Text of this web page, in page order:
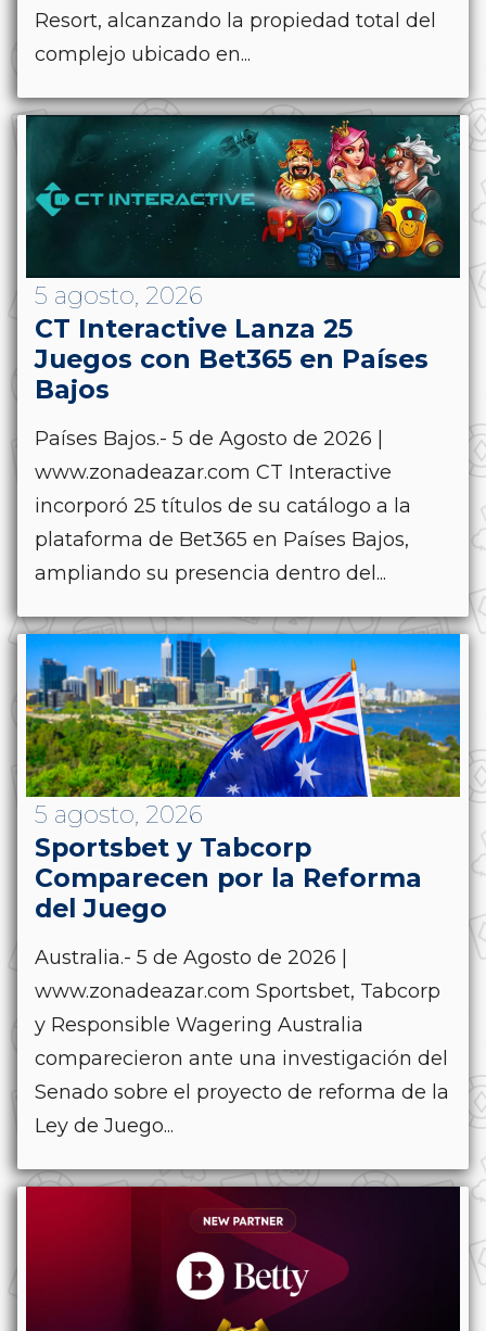
Resort, alcanzando la propiedad total del
complejo ubicado en...
5 agosto, 2026
CT Interactive Lanza 25
Juegos con Bet365 en Países
Bajos
Países Bajos.- 5 de Agosto de 2026 |
www.zonadeazar.com CT Interactive
incorporó 25 títulos de su catálogo a la
plataforma de Bet365 en Países Bajos,
ampliando su presencia dentro del...
5 agosto, 2026
Sportsbet y Tabcorp
Comparecen por la Reforma
del Juego
Australia.- 5 de Agosto de 2026 |
www.zonadeazar.com Sportsbet, Tabcorp
y Responsible Wagering Australia
comparecieron ante una investigación del
Senado sobre el proyecto de reforma de la
Ley de Juego...